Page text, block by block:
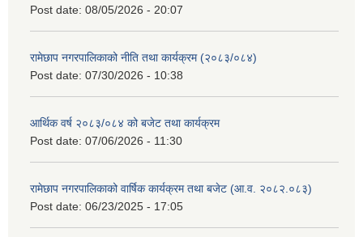
Post date: 08/05/2026 - 20:07
रामेछाप नगरपालिकाको नीति तथा कार्यक्रम (२०८३/०८४)
Post date: 07/30/2026 - 10:38
आर्थिक वर्ष २०८३/०८४ को बजेट तथा कार्यक्रम
Post date: 07/06/2026 - 11:30
रामेछाप नगरपालिकाको वार्षिक कार्यक्रम तथा बजेट (आ.व. २०८२.०८३)
Post date: 06/23/2025 - 17:05